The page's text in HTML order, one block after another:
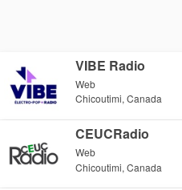
VIBE Radio
Web
Chicoutimi, Canada
CEUCRadio
Web
Chicoutimi, Canada